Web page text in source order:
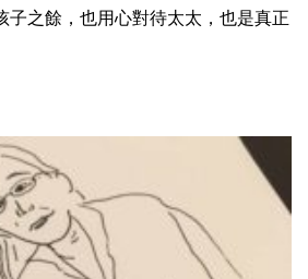
子之餘，也用心對待太太，也是真正